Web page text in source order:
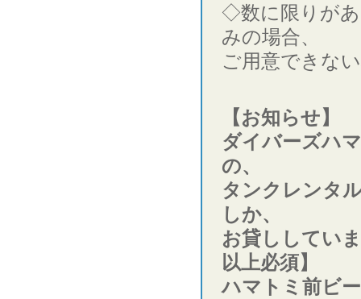
◇数に限りが
みの場合、
ご用意できな
【お知らせ】
ダイバーズハ
の、
タンクレンタ
しか、
お貸ししてい
以上必須】
ハマトミ前ビ